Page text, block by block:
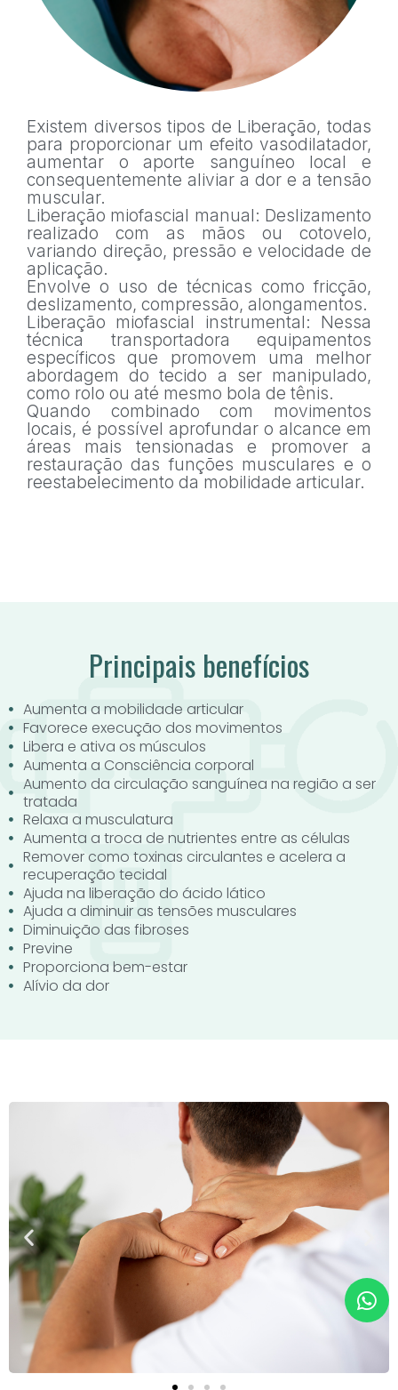
Existem diversos tipos de Liberação, todas
para proporcionar um efeito vasodilatador,
aumentar o aporte sanguíneo local e
consequentemente aliviar a dor e a tensão
muscular.
Liberação miofascial manual: Deslizamento
realizado com as mãos ou cotovelo,
variando direção, pressão e velocidade de
aplicação.
Envolve o uso de técnicas como fricção,
deslizamento, compressão, alongamentos.
Liberação miofascial instrumental: Nessa
técnica transportadora equipamentos
específicos que promovem uma melhor
abordagem do tecido a ser manipulado,
como rolo ou até mesmo bola de tênis.
Quando combinado com movimentos
locais, é possível aprofundar o alcance em
áreas mais tensionadas e promover a
restauração das funções musculares e o
reestabelecimento da mobilidade articular.
Principais benefícios
Aumenta a mobilidade articular
Favorece execução dos movimentos
Libera e ativa os músculos
Aumenta a Consciência corporal
Aumento da circulação sanguínea na região a ser
tratada
Relaxa a musculatura
Aumenta a troca de nutrientes entre as células
Remover como toxinas circulantes e acelera a
recuperação tecidal
Ajuda na liberação do ácido lático
Ajuda a diminuir as tensões musculares
Diminuição das fibroses
Previne
Proporciona bem-estar
Alívio da dor